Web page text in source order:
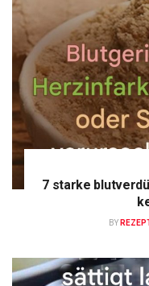
7 starke
BY